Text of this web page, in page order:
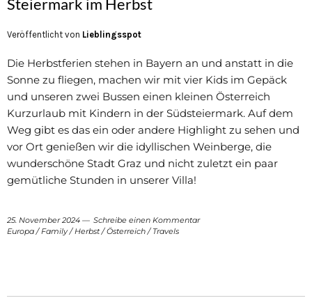
Veröffentlicht von Lieblingsspot
Die Herbstferien stehen in Bayern an und anstatt in die
Sonne zu fliegen, machen wir mit vier Kids im Gepäck
und unseren zwei Bussen einen kleinen Österreich
Kurzurlaub mit Kindern in der Südsteiermark. Auf dem
Weg gibt es das ein oder andere Highlight zu sehen und
vor Ort genießen wir die idyllischen Weinberge, die
wunderschöne Stadt Graz und nicht zuletzt ein paar
gemütliche Stunden in unserer Villa!
25. November 2024
Schreibe einen Kommentar
Europa / Family/ Herbst/Österreich / Travels